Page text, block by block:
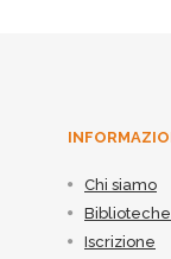
Chi siamo
Iscrizione